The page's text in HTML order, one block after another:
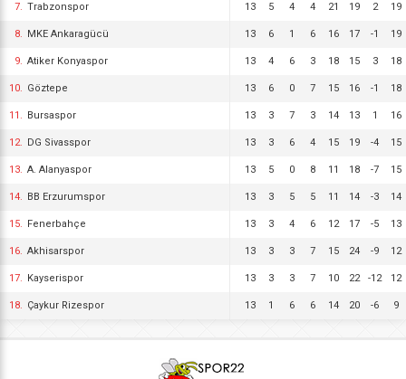
7. Trabzonspor 13 5 4 4 21 19 2 19
8. MKE Ankaragücü 13 6 1 6 16 17 -1 19
9. Atiker Konyaspor 13 4 6 3 18 15 3 18
10. Göztepe 13 6 0 7 15 16 -1 18
11. Bursaspor 13 3 7 3 14 13 1 16
12. DG Sivasspor 13 3 6 4 15 19 -4 15
13. A. Alanyaspor 13 5 0 8 11 18 -7 15
14. BB Erzurumspor 13 3 5 5 11 14 -3 14
15. Fenerbahçe 13 3 4 6 12 17 -5 13
16. Akhisarspor 13 3 3 7 15 24 -9 12
17. Kayserispor 13 3 3 7 10 22 -12 12
18. Çaykur Rizespor 13 1 6 6 14 20 -6 9